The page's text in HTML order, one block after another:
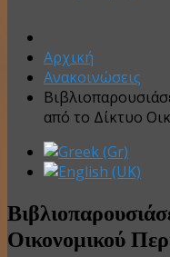
Αρχική
Ανακοινώσεις
από το Δίκτυο
Οικονομικού